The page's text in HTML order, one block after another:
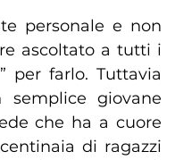
personale e non
ascoltato a tutti i
per farlo. Tuttavia
giovane
che ha a cuore
di ragazzi